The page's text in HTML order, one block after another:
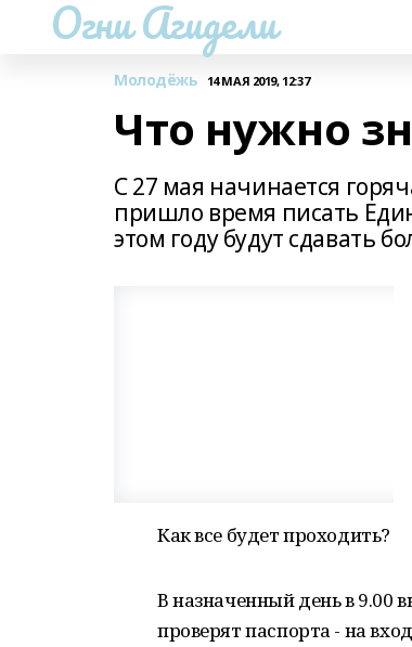
Огни Агидели
Молодёжь 14 МАЯ 2019, 12:37
Что нужно
С 27 мая начинается
пришло время писать
этом году будут сдавать
Как все будет проходить?
В назначенный день в 9.00
проверят паспорта - на